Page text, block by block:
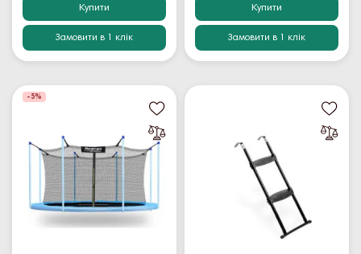
Купити
Замовити в 1 клік
Купити
Замовити в 1 клік
-5%